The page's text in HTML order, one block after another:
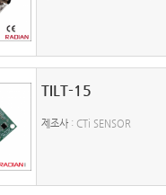
TILT-15
제조사 : CTi SENSOR